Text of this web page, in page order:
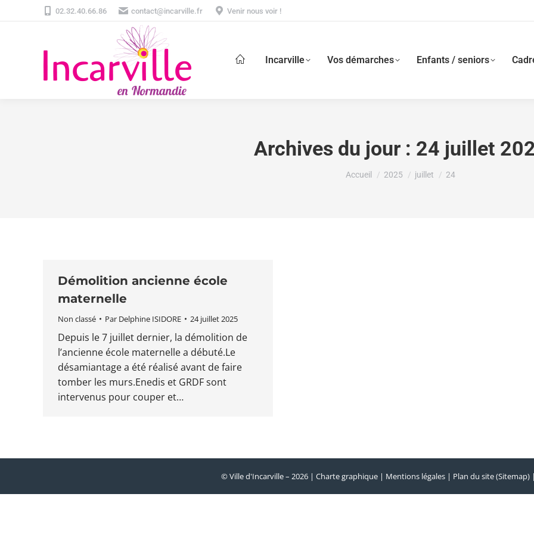
02.32.40.66.86 contact@incarville.fr Venir nous voir !
Incarville Vos démarches Enfants / seniors
Archives du jour : 24 juillet
Vous êtes ici :
Accueil 2025 juillet 24
Démolition ancienne école
maternelle
Non classé Par Delphine ISIDORE 24 juillet 2025
Depuis le 7 juillet dernier, la démolition de
l’ancienne école maternelle a débuté.Le
désamiantage a été réalisé avant de faire
tomber les murs.Enedis et GRDF sont
intervenus pour couper et…
© Ville d'Incarville – 2026 | Charte graphique| Mentions légales| Plan du site (Sitemap)|